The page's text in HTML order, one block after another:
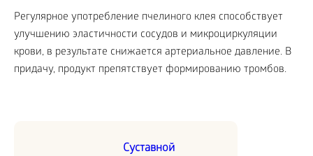
Регулярное употребление пчелиного клея способствует
улучшению эластичности сосудов и микроциркуляции
крови, в результате снижается артериальное давление. В
придачу, продукт препятствует формированию тромбов.
Суставной